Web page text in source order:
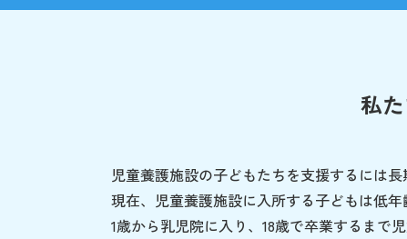
私
児童養護施設の子どもたちを支援するには
現在、児童養護施設に入所する子どもは低年
1歳から乳児院に入り、18歳で卒業するまで